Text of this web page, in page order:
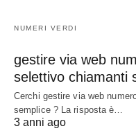
NUMERI VERDI
gestire via web
selettivo chiamanti
Cerchi gestire via web
semplice ? La risposta è…
3 anni ago